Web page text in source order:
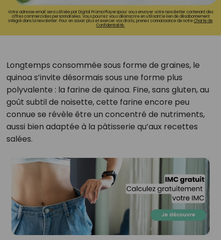
Votre adresse email sera utilisée par Digital Prisma Playerspour vous envoyer votre newsletter contenant des
offres commerciales personnalisées. Vous pourrez vous désinscrire en utilisant le lien de désabonnement
intégré dans la newsletter. Pour en savoir plus et exercer vos droits, prenez connaissance de notreCharte de
Confidentialité.
Longtemps consommée sous forme de graines, le
quinoa s’invite désormais sous une forme plus
polyvalente : la farine de quinoa. Fine, sans gluten, au
goût subtil de noisette, cette farine encore peu
connue se révèle être un concentré de nutriments,
aussi bien adaptée à la pâtisserie qu’aux recettes
salées.